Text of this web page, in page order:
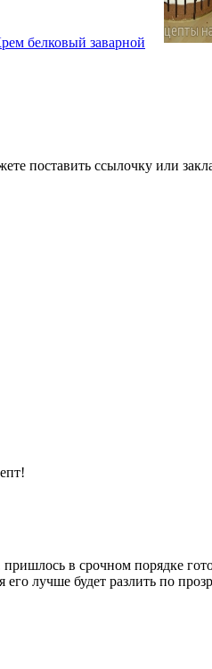
белковый заварной
поставить ссылочку или
в срочном порядке
лучше будет разлить по